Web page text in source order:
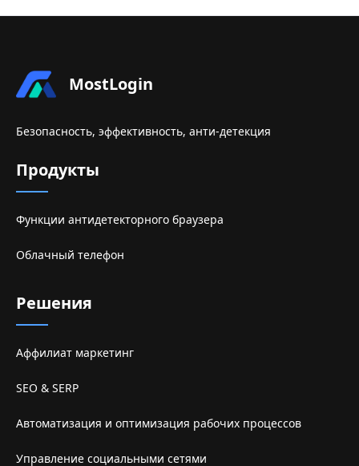
MostLogin
Безопасность, эффективность, анти-детекция
Продукты
Функции антидетекторного браузера
Облачный телефон
Решения
Аффилиат маркетинг
SEO & SERP
Автоматизация и оптимизация рабочих процессов
Управление социальными сетями